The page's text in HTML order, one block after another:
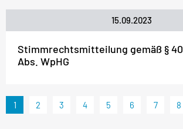
15.09.2023
Stimmrechtsmitteilung gemäß § 40
Abs. WpHG
1 2 3 4 5 6 7 8